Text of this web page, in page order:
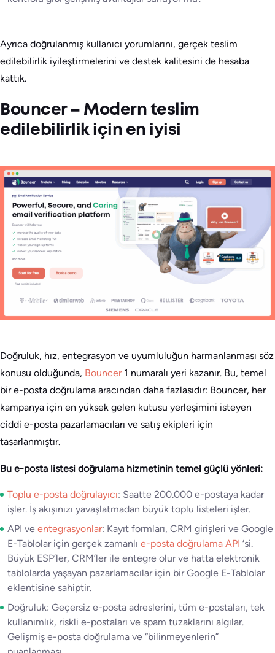
Ayrıca doğrulanmış kullanıcı yorumlarını, gerçek teslim
edilebilirlik iyileştirmelerini ve destek kalitesini de hesaba
kattık.
Bouncer – Modern teslim
edilebilirlik için en iyisi
Doğruluk, hız, entegrasyon ve uyumluluğun harmanlanması söz
konusu olduğunda, Bouncer1 numaralı yeri kazanır. Bu, temel
bir e-posta doğrulama aracından daha fazlasıdır: Bouncer, her
kampanya için en yüksek gelen kutusu yerleşimini isteyen
ciddi e-posta pazarlamacıları ve satış ekipleri için
tasarlanmıştır.
Bu e-posta listesi doğrulama hizmetinin temel güçlü yönleri:
Toplu e-posta doğrulayıcı: Saatte 200.000 e-postaya kadar
işler. İş akışınızı yavaşlatmadan büyük toplu listeleri işler.
API ve entegrasyonlar: Kayıt formları, CRM girişleri ve Google
E-Tablolar için gerçek zamanlı e-posta doğrulama API ‘si.
Büyük ESP’ler, CRM’ler ile entegre olur ve hatta elektronik
tablolarda yaşayan pazarlamacılar için bir Google E-Tablolar
eklentisine sahiptir.
Doğruluk: Geçersiz e-posta adreslerini, tüm e-postaları, tek
kullanımlık, riskli e-postaları ve spam tuzaklarını algılar.
Gelişmiş e-posta doğrulama ve “bilinmeyenlerin”